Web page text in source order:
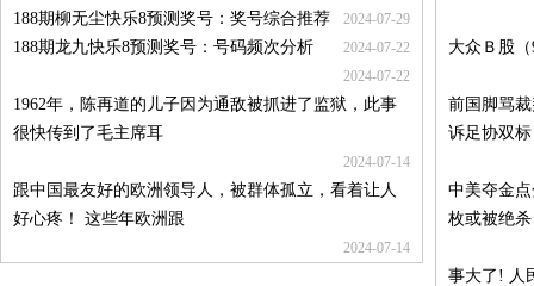
2024-07-29
188期柳无尘快乐8预测奖号：奖号综合推荐
2024-07-22
188期龙九快乐8预测奖号：号码频次分析
2024-07-22
1962年，陈再道的儿子因为通敌被抓进了监狱，此事
很快传到了毛主席耳
2024-07-14
跟中国最友好的欧洲领导人，被群体孤立，看着让人
好心疼！ 这些年欧洲跟
2024-07-14
大众Ｂ股
前国脚骂
诉足协双标
中美夺金
枚或被绝杀
事大了! 人